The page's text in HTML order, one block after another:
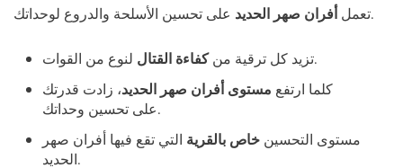
تعملأفران صهر الحديد على تحسين الأسلحة والدروع لوحداتك.
تزيد كل ترقية منكفاءة القتال
لنوع من القوات.
كلما ارتفع مستوى أفران صهر الحديد، زادت قدرتك
على تحسين وحداتك.
مستوى التحسين خاص بالقرية التي تقع فيها أفران صهر
الحديد.